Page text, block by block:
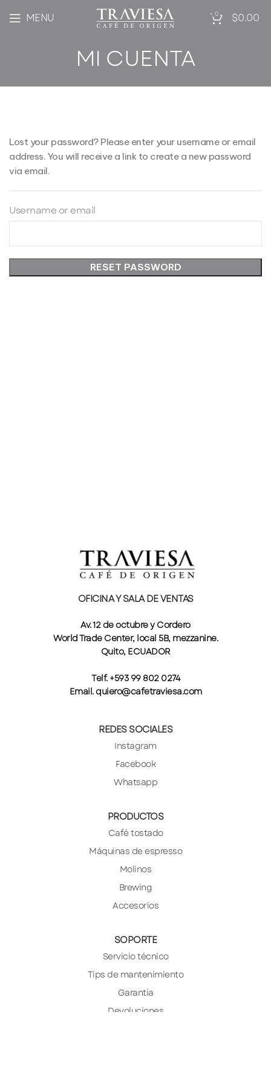
MENU 0 $0.00
MI CUENTA
Lost your password? Please enter your username or email
address. You will receive a link to create a new password
via email.
Username or email
RESET PASSWORD
OFICINA Y SALA DE VENTAS
Av. 12 de octubre y Cordero
World Trade Center, local 5B, mezzanine.
Quito, ECUADOR
Telf. +593 99 802 0274
Email. quiero@cafetraviesa.com
REDES SOCIALES
Instagram
Facebook
Whatsapp
PRODUCTOS
Café tostado
Máquinas de espresso
Molinos
Brewing
Accesorios
SOPORTE
Servicio técnico
Tips de mantenimiento
Garantía
Devoluciones